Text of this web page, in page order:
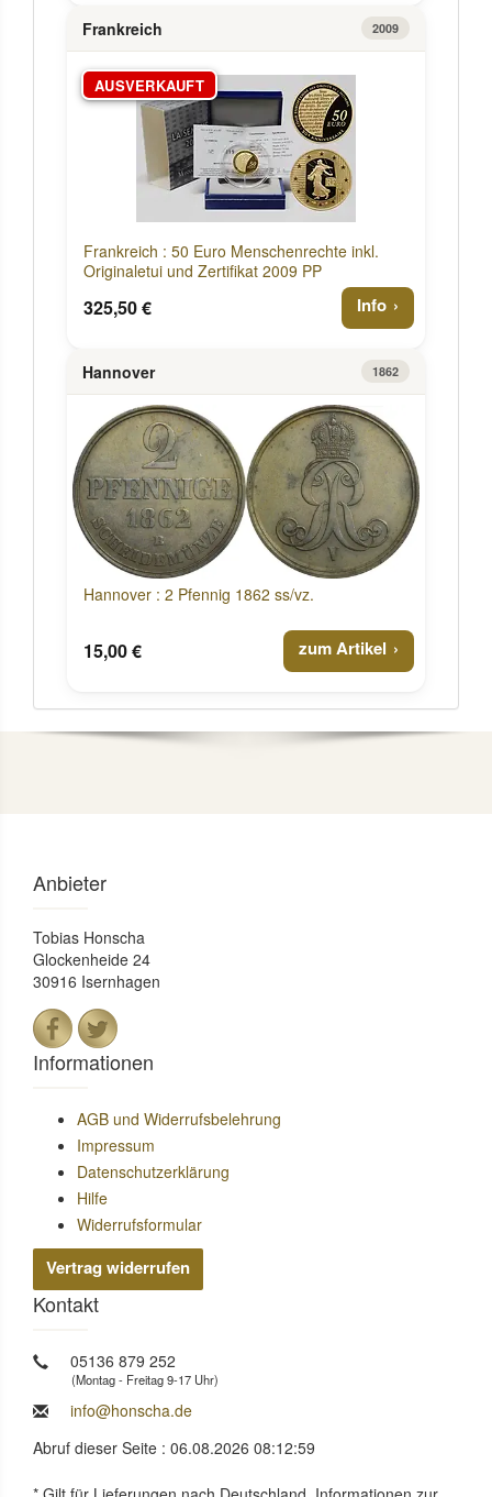
Frankreich 2009
AUSVERKAUFT
Frankreich : 50 Euro Menschenrechte inkl.
Originaletui und Zertifikat 2009 PP
325,50 € Info
Hannover 1862
Hannover : 2 Pfennig 1862 ss/vz.
15,00 € zum Artikel
Anbieter
Tobias Honscha
Glockenheide 24
30916 Isernhagen
Informationen
AGB und Widerrufsbelehrung
Impressum
Datenschutzerklärung
Hilfe
Widerrufsformular
Vertrag widerrufen
Kontakt
05136 879 252
(Montag - Freitag 9-17 Uhr)
info@honscha.de
Abruf dieser Seite : 06.08.2026 08:12:59